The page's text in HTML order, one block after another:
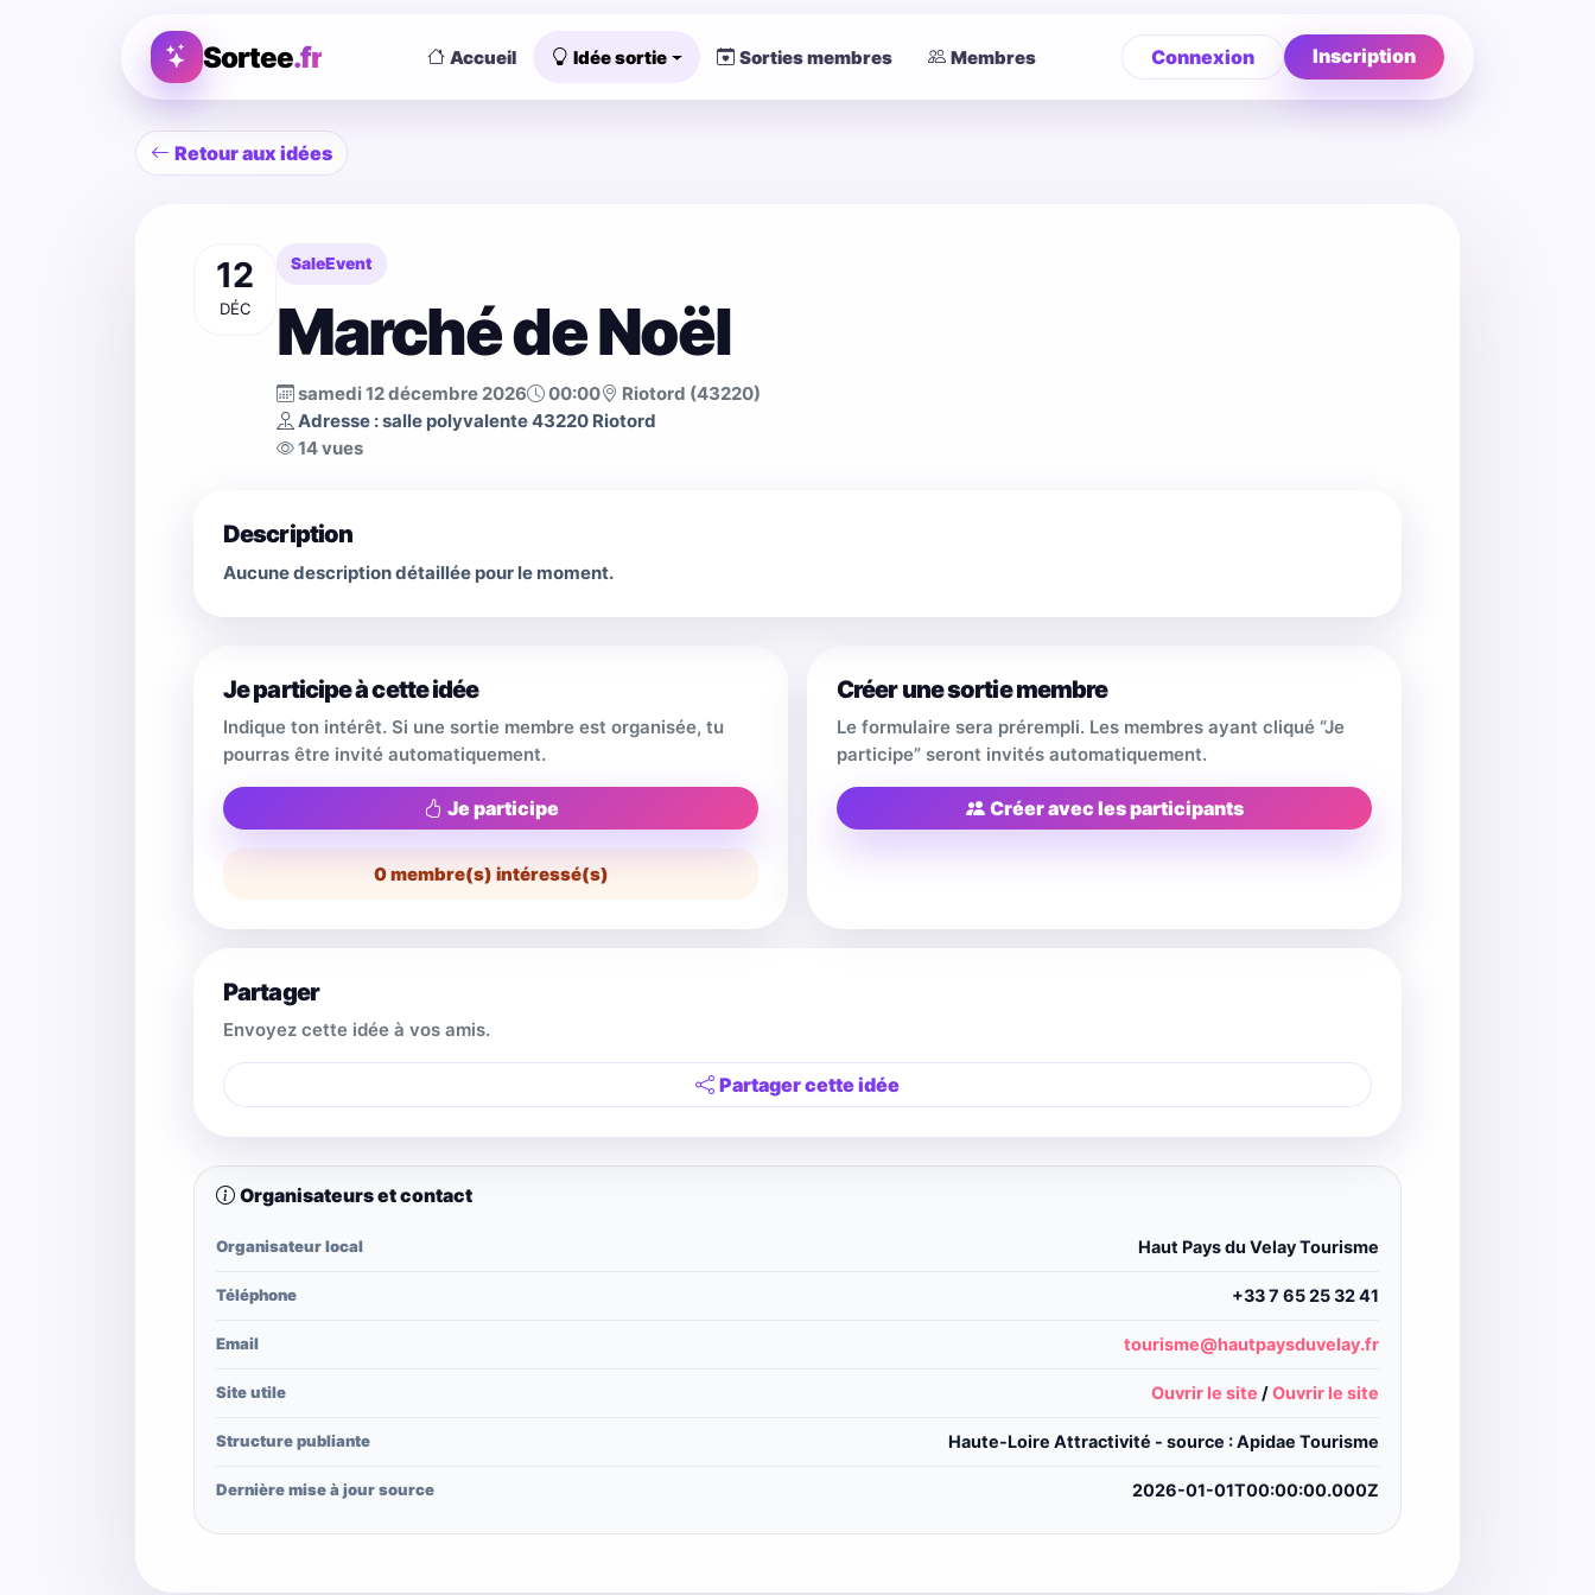
Sortee.fr Connexion Inscription
Accueil Idée sortie Sorties membres Membres
Retour aux idées
12
DÉC
SaleEvent
Marché de Noël
samedi 12 décembre 2026 00:00
Riotord (43220)
Adresse : salle polyvalente 43220 Riotord
14 vues
Description
Aucune description détaillée pour le moment.
Je participe à cette idée
Indique ton intérêt. Si une sortie membre est organisée, tu
pourras être invité automatiquement.
Je participe
0membre(s) intéressé(s)
Créer une sortie membre
Le formulaire sera prérempli. Les membres ayant cliqué “Je
participe” seront invités automatiquement.
Créer avec les participants
Partager
Envoyez cette idée à vos amis.
Partager cette idée
Organisateurs et contact
Organisateur local Haut Pays du Velay Tourisme
Téléphone +33 7 65 25 32 41
Email tourisme@hautpaysduvelay.fr
Site utile Ouvrir le site /Ouvrir le site
Structure publiante Haute-Loire Attractivité - source : Apidae Tourisme
Dernière mise à jour source 2026-01-01T00:00:00.000Z